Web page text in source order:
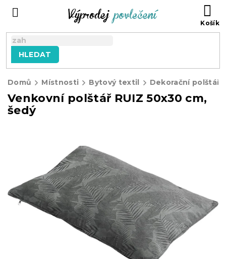
HLEDAT
Domů Místnosti Bytový textil Dekorační
Venkovní polštář RUIZ 50x30 cm,
šedý